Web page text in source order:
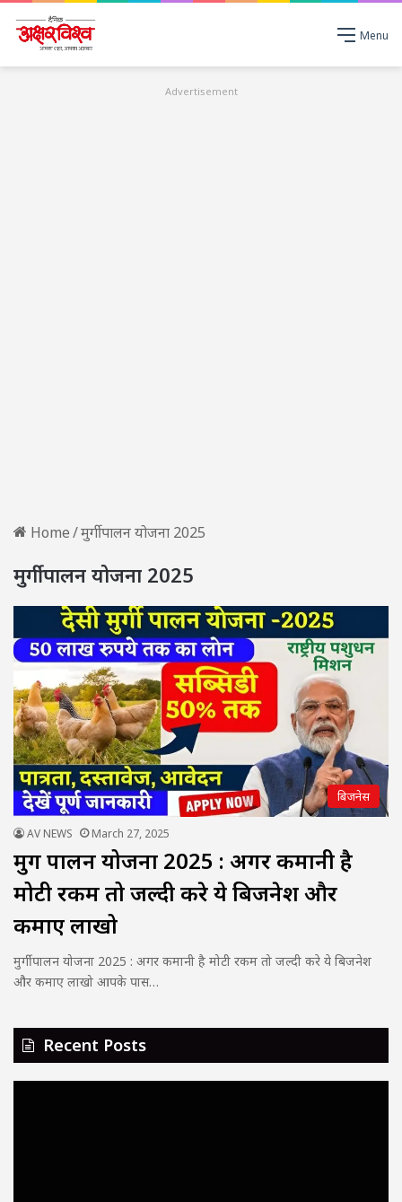
Menu
Advertisement
Home/मुर्गी पालन योजना 2025
मुर्गी पालन योजना 2025
बिजनेस
AV NEWS March 27, 2025
मुर्गी पालन योजना 2025 : अगर कमानी है
मोटी रकम तो जल्दी करे ये बिजनेश और
कमाए लाखो
मुर्गी पालन योजना 2025 : अगर कमानी है मोटी रकम तो जल्दी करे ये बिजनेश
और कमाए लाखो आपके पास…
Recent Posts